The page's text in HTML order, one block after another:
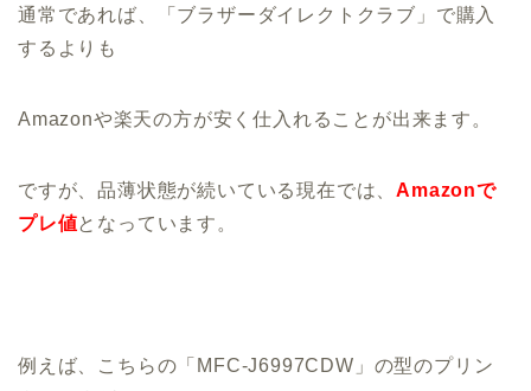
通常であれば、「ブラザーダイレクトクラブ」で購入
するよりも
Amazonや楽天の方が安く仕入れることが出来ます。
ですが、品薄状態が続いている現在では、Amazonで
プレ値となっています。
例えば、こちらの「MFC-J6997CDW」の型のプリン